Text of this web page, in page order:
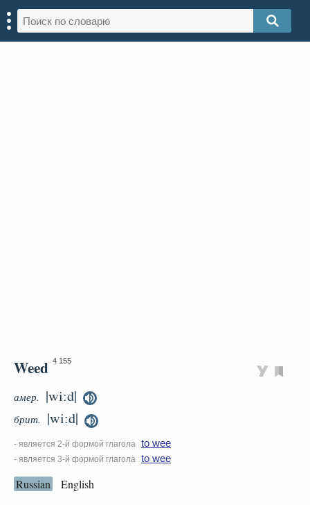
Weed 4 155
амер. |wiːd|
брит. |wiːd|
- является 2-й формой глагола to wee
- является 3-й формой глагола to wee
Russian English